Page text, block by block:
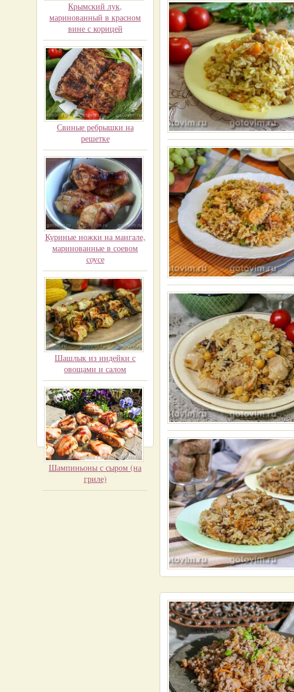
Крымский лук,
маринованный в красном
вине с корицей
Свиные ребрышки на
решетке
Куриные ножки на мангале,
маринованные в соевом
соусе
Шашлык из индейки с
овощами и салом
Шампиньоны с сыром (на
гриле)